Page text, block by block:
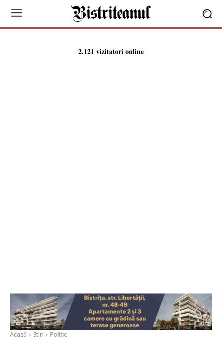
2.121 vizitatori online
Acasă Stiri Politic